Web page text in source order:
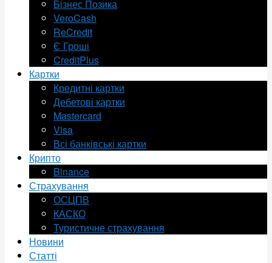
Бізнес Позика
VeroCash
ReCredit
Є Гроші
CreditPlus
Картки
Кредитні картки
Дебетові картки
Mastercard
Visa
Всі банківські картки
Крипто
Binance
Страхування
ОСЦПВ
КАСКО
Туристичне страхування
Новини
Статті